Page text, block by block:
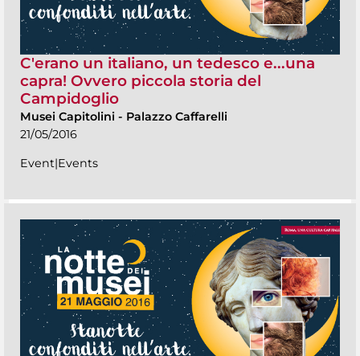
C'erano un italiano, un tedesco e...una
capra! Ovvero piccola storia del
Campidoglio
Musei Capitolini - Palazzo Caffarelli
21/05/2016
Event|Events